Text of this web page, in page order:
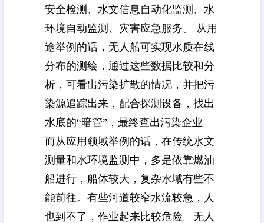
安全检测、水文信息自动化监测、水
环境自动监测、灾害应急服务。 从用
途举例的话，无人船可实现水质在线
分布的测绘，通过这些数据比较和分
析，可看出污染扩散的情况，并把污
染源追踪出来，配合探测设备，找出
水底的“暗管”，最终查出污染企业。
而从应用领域举例的话，在传统水文
测量和水环境监测中，多是依靠燃油
船进行，船体较大，复杂水域有些不
能前往。有些河道较窄水流较急，人
也到不了，作业起来比较危险。无人